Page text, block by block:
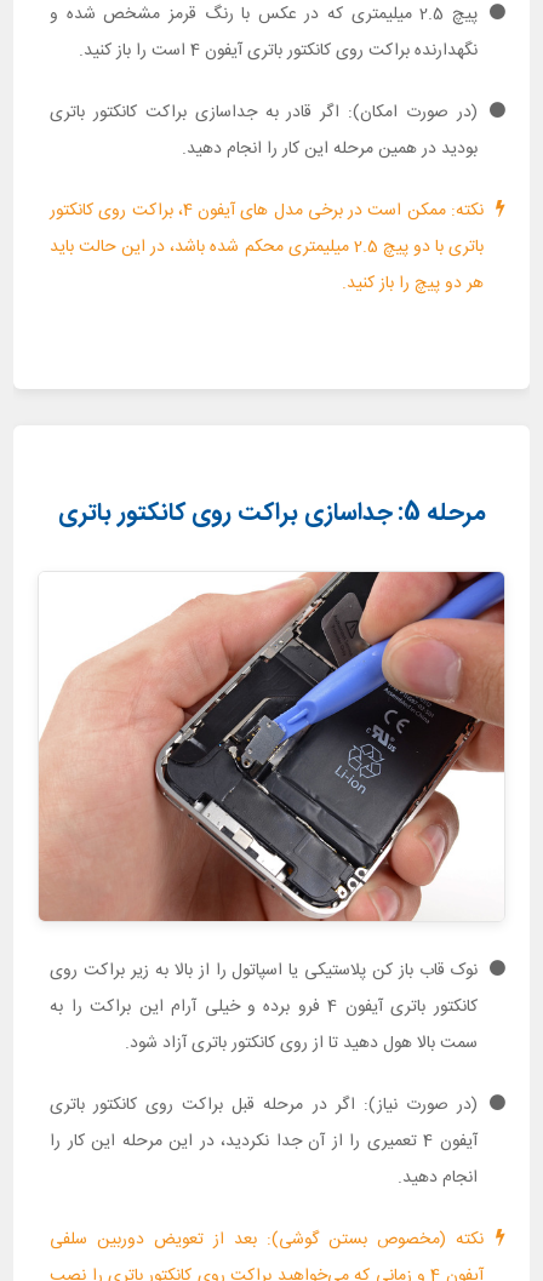
پیچ 2.5 میلیمتری که در عکس با رنگ قرمز مشخص شده و
نگهدارنده براکت روی کانکتور باتری آیفون 4 است را باز کنید.
(در صورت امکان): اگر قادر به جداسازی براکت کانکتور باتری
بودید در همین مرحله این کار را انجام دهید.
نکته: ممکن است در برخی مدل های آیفون 4، براکت روی کانکتور
باتری با دو پیچ 2.5 میلیمتری محکم شده باشد، در این حالت باید
هر دو پیچ را باز کنید.
مرحله 5: جداسازی براکت روی کانکتور باتری
نوک قاب باز کن پلاستیکی یا اسپاتول را از بالا به زیر براکت روی
کانکتور باتری آیفون 4 فرو برده و خیلی آرام این براکت را به
سمت بالا هول دهید تا از روی کانکتور باتری آزاد شود.
(در صورت نیاز): اگر در مرحله قبل براکت روی کانکتور باتری
آیفون 4 تعمیری را از آن جدا نکردید، در این مرحله این کار را
انجام دهید.
نکته (مخصوص بستن گوشی): بعد از تعویض دوربین سلفی